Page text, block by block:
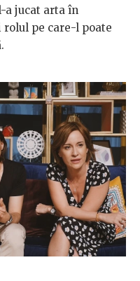
a jucat arta în
pe care-l poate